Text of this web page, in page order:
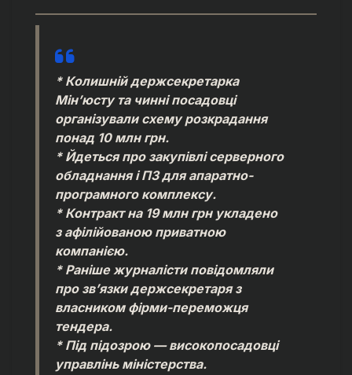
* Колишній держсекретарка
Мін’юсту та чинні посадовці
організували схему розкрадання
понад 10 млн грн.
* Йдеться про закупівлі серверного
обладнання і ПЗ для апаратно-
програмного комплексу.
* Контракт на 19 млн грн укладено
з афілійованою приватною
компанією.
* Раніше журналісти повідомляли
про зв’язки держсекретаря з
власником фірми-переможця
тендера.
* Під підозрою — високопосадовці
управлінь міністерства.